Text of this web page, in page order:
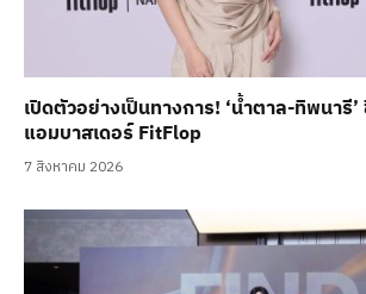
เปิดตัวอย่างเป็นทางการ! ‘น้ำตาล-ทิพนารี
แอมบาสเดอร์ FitFlop
7 สิงหาคม 2026